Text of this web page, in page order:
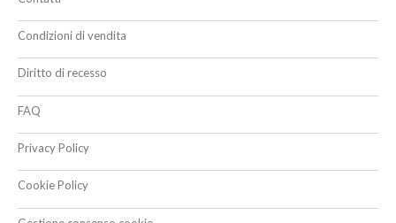
Condizioni di vendita
Diritto di recesso
FAQ
Privacy Policy
Cookie Policy